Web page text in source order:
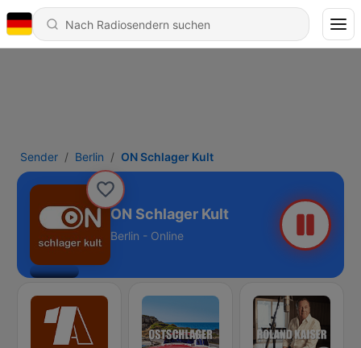
Sender Berlin ON Schlager Kult
ON Schlager Kult
Berlin - Online